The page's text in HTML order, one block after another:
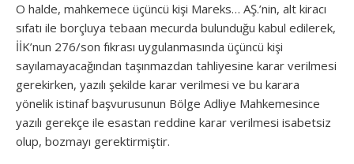
O halde, mahkemece üçüncü kişi Mareks… AŞ.’nin, alt kiracı
sıfatı ile borçluya tebaan mecurda bulunduğu kabul edilerek,
İİK’nun 276/son fıkrası uygulanmasında üçüncü kişi
sayılamayacağından taşınmazdan tahliyesine karar verilmesi
gerekirken, yazılı şekilde karar verilmesi ve bu karara
yönelik istinaf başvurusunun Bölge Adliye Mahkemesince
yazılı gerekçe ile esastan reddine karar verilmesi isabetsiz
olup, bozmayı gerektirmiştir.